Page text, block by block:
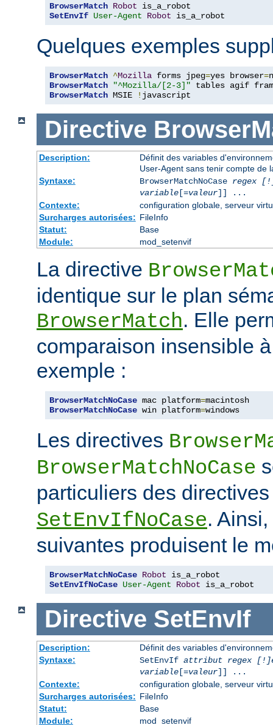
BrowserMatch Robot
SetEnvIf User-Agent Robot is_a_robot
Quelques exemples
BrowserMatch ^Mozilla forms jpeg=yes browser=
BrowserMatch
"^Mozilla/[2-3]"
BrowserMatch MSIE ! javascript
Directive
Description:
Définit des variables
User-Agent sans tenir compte de
Syntaxe:
BrowserMatchNoCase regex
variable[=valeur]] ...
Contexte:
configuration globale, serveur
Surcharges autorisées: FileInfo
Statut:
Base
Module:
mod_setenvif
La directive
identique sur le plan
BrowserMatch. Elle
comparaison insensible
exemple :
BrowserMatchNoCase mac platform=
BrowserMatchNoCase win platform=windows
Les directives
BrowserMatchNoCase
particuliers des
SetEnvIfNoCase.
suivantes produisent le
BrowserMatchNoCase Robot
SetEnvIfNoCase User-Agent Robot is_a_robot
Directive SetEnvIf
Description:
Définit des variables
Syntaxe:
SetEnvIf attribut regex
variable[=valeur]] ...
Contexte:
configuration globale, serveur
Surcharges autorisées: FileInfo
Statut:
Base
Module:
mod_setenvif